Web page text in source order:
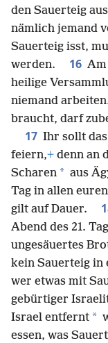
den Sauerteig
nämlich jemand
Sauerteig isst,
werden. 16 Am
heilige
niemand
braucht, darf
17 Ihr sollt
feiern,+ denn an
Scharen * aus
Tag in allen
gilt auf Dauer.
Abend des 21.
ungesäuertes
kein Sauerteig in
wer etwas mit
gebürtiger
Israel entfernt *
essen, was